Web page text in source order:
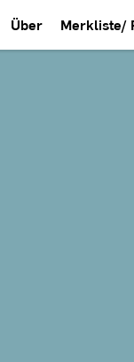
Über Merkliste/